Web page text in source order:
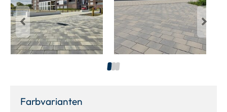
Previous Next
12 3
Farbvarianten